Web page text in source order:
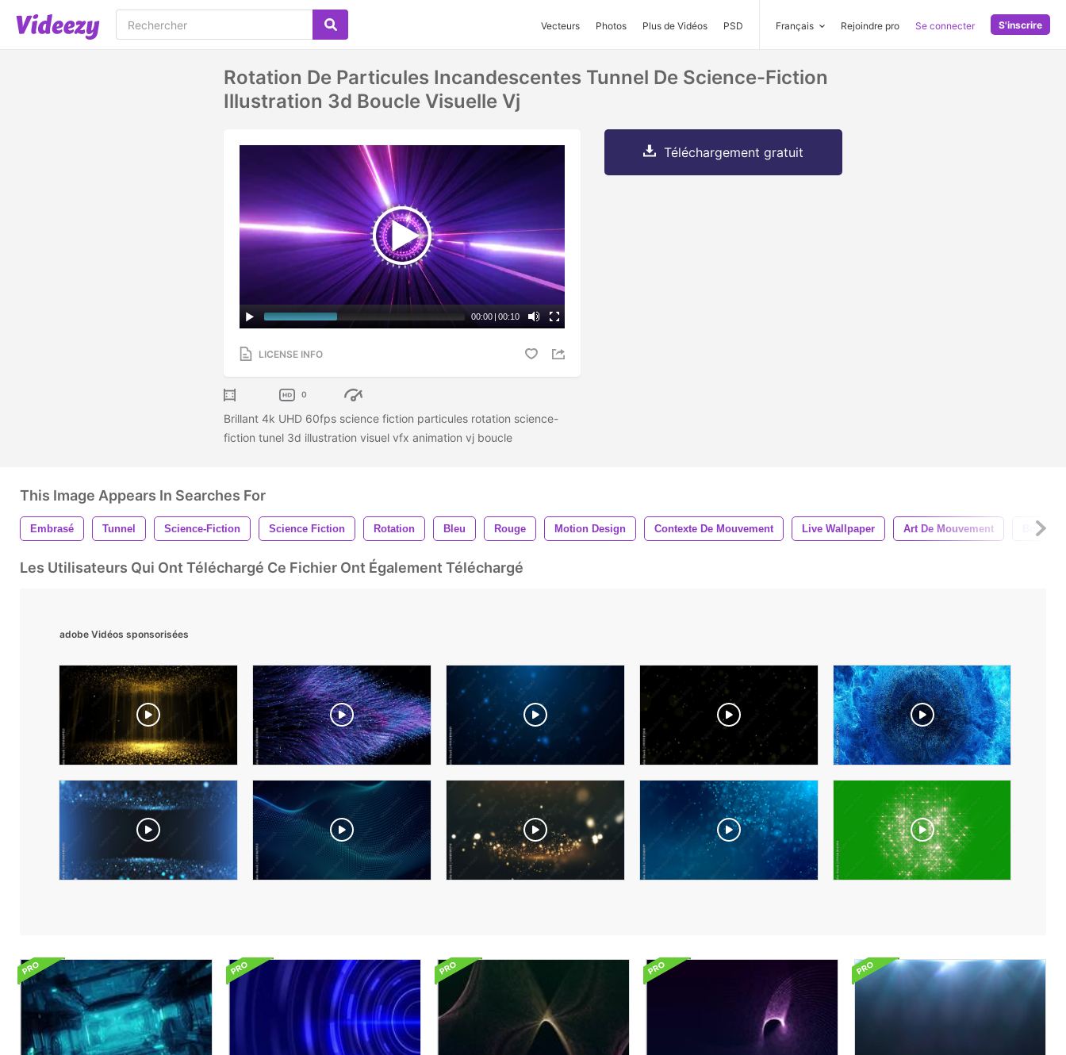
Vecteurs Photos Plus de Vidéos PSD Français Rejoindre pro Se connecter S'inscrire
Rotation De Particules Incandescentes Tunnel De Science-Fiction
Illustration 3d Boucle Visuelle Vj
00:00 | 00:10
LICENSE INFO
0
Brillant 4k UHD 60fps science fiction particules rotation science-
fiction tunel 3d illustration visuel vfx animation vj boucle
Téléchargement gratuit
This Image Appears In Searches For
Embrasé Tunnel Science-Fiction Science Fiction Rotation Bleu Rouge Motion Design Contexte De Mouvement Live Wallpaper Art De Mouvement Boucle
Les Utilisateurs Qui Ont Téléchargé Ce Fichier Ont Également Téléchargé
adobe Vidéos sponsorisées